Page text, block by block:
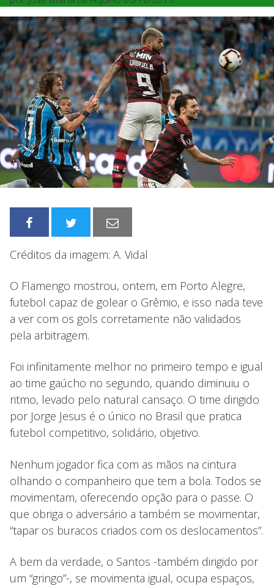
Créditos da imagem: A. Vidal
O Flamengo mostrou, ontem, em Porto Alegre,
futebol capaz de golear o Grêmio, e isso nada teve
a ver com os gols corretamente não validados
pela arbitragem.
Foi infinitamente melhor no primeiro tempo e igual
ao time gaúcho no segundo, quando diminuiu o
ritmo, levado pelo natural cansaço. O time dirigido
por Jorge Jesus é o único no Brasil que pratica
futebol competitivo, solidário, objetivo.
Nenhum jogador fica com as mãos na cintura
olhando o companheiro que tem a bola. Todos se
movimentam, oferecendo opção para o passe. O
que obriga o adversário a também se movimentar,
“tapar os buracos criados com os deslocamentos”.
A bem da verdade, o Santos -também dirigido por
um “gringo”-, se movimenta igual, ocupa espaços,